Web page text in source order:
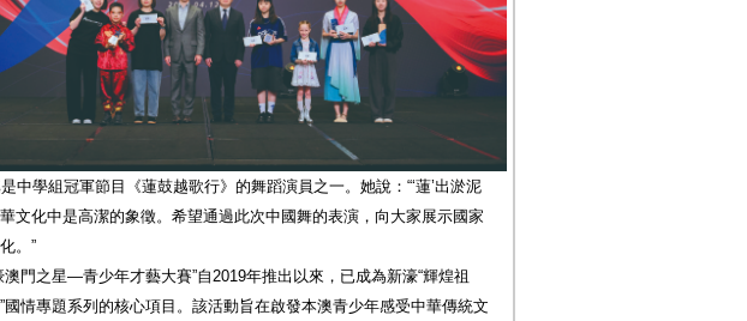
中學組冠軍節目《蓮鼓越歌行》的舞蹈演員之一。她說：“‘蓮’出淤泥
文化中是高潔的象徵。希望通過此次中國舞的表演，向大家展示國家
。”
澳門之星—青少年才藝大賽”自2019年推出以來，已成為新濠“輝煌祖
國情專題系列的核心項目。該活動旨在啟發本澳青少年感受中華傳統文